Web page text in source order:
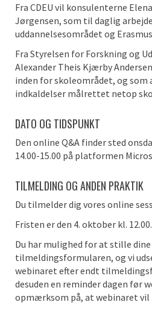
Fra CDEU vil konsulenterne
Jørgensen, som til daglig
uddannelsesområdet og
Fra Styrelsen for Forskning og
Alexander Theis Kjærby
inden for skoleområdet, og som
indkaldelser målrettet netop
DATO OG TIDSPUNKT
Den online Q&A finder sted
14.00-15.00 på platformen
TILMELDING OG ANDEN PRAKTIK
Du tilmelder dig vores online
Fristen er den 4. oktober kl. 12.00.
Du har mulighed for at stille
tilmeldingsformularen, og vi
webinaret efter endt
desuden en reminder dagen før
opmærksom på, at webinaret vil